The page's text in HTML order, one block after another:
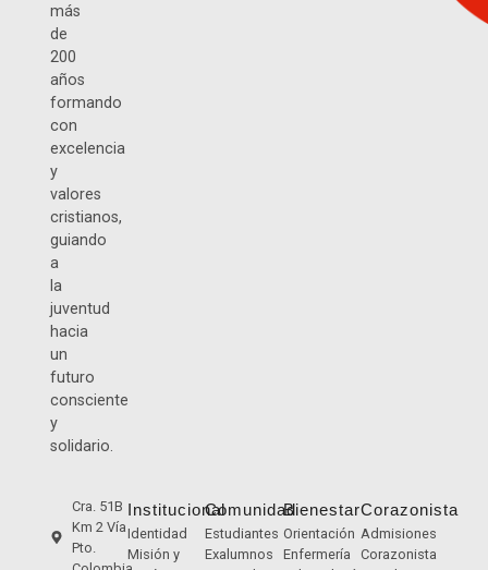
más
de
200
años
formando
con
excelencia
y
valores
cristianos,
guiando
a
la
juventud
hacia
un
futuro
consciente
y
solidario.
Cra. 51B
Km 2 Vía
Pto.
Institucional
Identidad
Misión y
Comunidad
Estudiantes
Exalumnos
Bienestar
Orientación
Enfermería
Corazonista
Admisiones
Corazonista